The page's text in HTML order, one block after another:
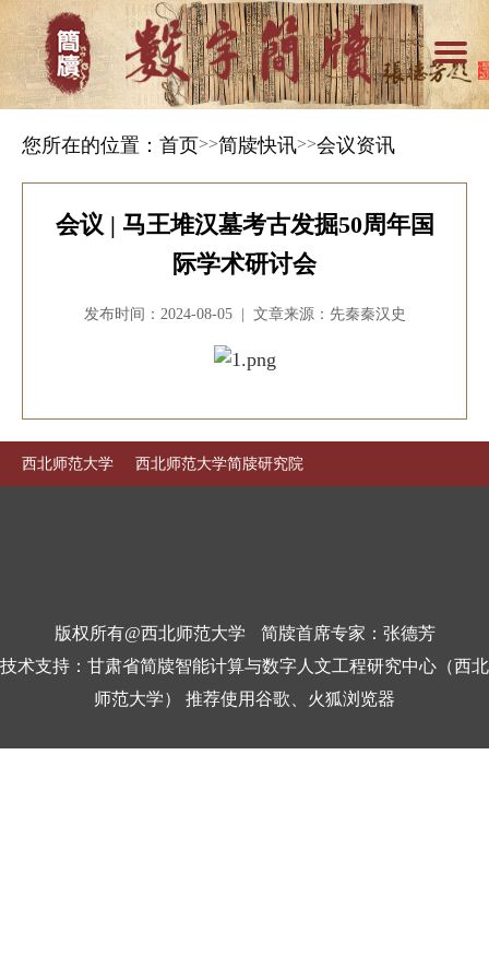
您所在的位置： 首页>>简牍快讯>>会议资讯
会议 | 马王堆汉墓考古发掘50周年国
际学术研讨会
发布时间：2024-08-05 | 文章来源：先秦秦汉史
西北师范大学 西北师范大学简牍研究院
版权所有@西北师范大学
简牍首席专家：张德芳
技术支持：甘肃省简牍智能计算与数字人文工程研究中心（西北
师范大学） 推荐使用谷歌、火狐浏览器